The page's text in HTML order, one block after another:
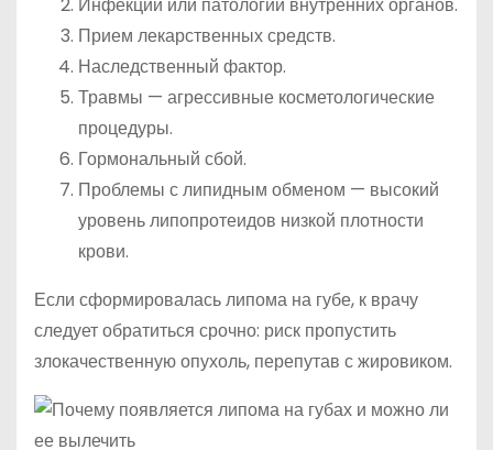
Прием лекарственных средств.
Наследственный фактор.
Травмы — агрессивные косметологические
процедуры.
Гормональный сбой.
Проблемы с липидным обменом — высокий
уровень липопротеидов низкой плотности
крови.
Если сформировалась липома на губе, к врачу
следует обратиться срочно: риск пропустить
злокачественную опухоль, перепутав с жировиком.